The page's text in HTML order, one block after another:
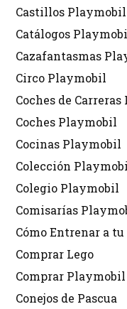
Castillos Playmobil
Catálogos
Cazafantasmas
Circo Playmobil
Coches de
Coches Playmobil
Cocinas Playmobil
Colección
Colegio Playmobil
Comisarías
Cómo Entrenar a
Comprar Lego
Comprar Playmobil
Conejos de Pascua